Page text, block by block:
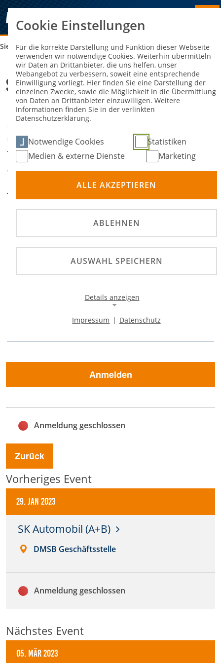
Sie sind hier: SK AUTOMOBIL (A+B)
SK Automobil (A+B)
DATUM 04. März 2023
ORT Online-Seminar
VERANSTALTER
DMSB Academy -
Fortbildung
Frühbucherrabatt: Bis
zum 17.12.22 können
Sie sich zu einem
reduzierten Preis
anmelden.
Anmeldeschluss ist 14
Veranstaltungstermin.
Anmelden
Anmeldung geschlossen
Zurück
Vorheriges Event
29. Jan 2023
SK Automobil (A+B)
DMSB Geschäftsstelle
Anmeldung geschlossen
Nächstes Event
05. Mär 2023
Cookie Einstellungen
Für die korrekte Darstellung und Funktion dieser Webseite
verwenden wir notwendige Cookies. Weiterhin übermitteln
wir Daten an Drittanbieter, die uns helfen, unser
Webangebot zu verbessern, soweit eine entsprechende
Einwilligung vorliegt. Hier finden Sie eine Darstellung der
einzelnen Zwecke, sowie die Möglichkeit in die Übermittlung
von Daten an Drittanbieter einzuwilligen. Weitere
Informationen finden Sie in der verlinkten
Datenschutzerklärung.
Notwendige Cookies
Statistiken
Medien & externe Dienste
Marketing
ALLE AKZEPTIEREN
ABLEHNEN
AUSWAHL SPEICHERN
Details anzeigen
Notwendige Cookies ermöglichen die Kernfunktionalität
machen, indem sie grundlegende Funktionen
richtig funktionieren.
Name:
Anbieter:
DMSB
Dieser Cookie speichert Informationen zu
verwendeten Hintergrundbildern der Website.
Cookie Laufzeit:
24 Stunden
Anbieter:
DMSB
Impressum | Datenschutz